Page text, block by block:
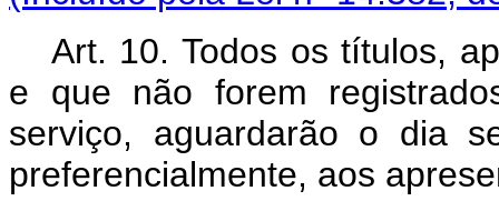
Art. 10. Todos os títulos,
e que não forem
serviço, aguardarão o dia
preferencialmente, aos